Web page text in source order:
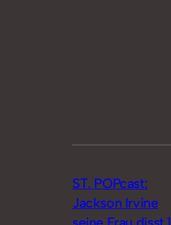
ST. POPcast:
Jackson Irvine